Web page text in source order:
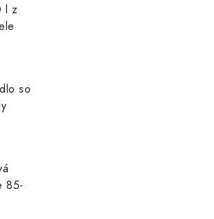
l z
so
85-